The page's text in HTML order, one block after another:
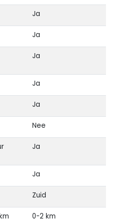
Ja
Ja
Ja
Ja
Ja
Nee
Ja
Ja
Zuid
0-2 km